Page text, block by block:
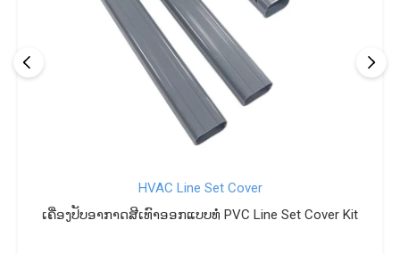
HVAC Line Set Cover
ເຄື່ອງປັບອາກາດສີເທົາອອກແບບທໍ່ PVC Line Set Cover Kit